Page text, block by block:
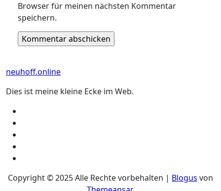
Browser für meinen nächsten Kommentar
speichern.
neuhoff.online
Dies ist meine kleine Ecke im Web.
Copyright © 2025 Alle Rechte vorbehalten | Blogus von